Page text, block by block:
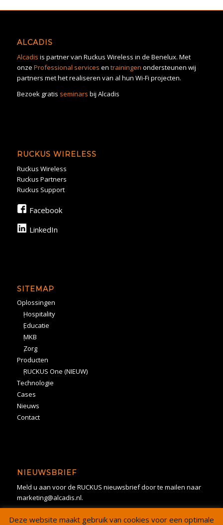
ALCADIS
Alcadis is partner van Ruckus Wireless in de Benelux. Met
onze Professional services en trainingen ondersteunen wij
partners met het realiseren van al hun Wi-Fi projecten.
Bezoek gratis seminars bij Alcadis
RUCKUS WIRELESS
Ruckus Wireless
Ruckus Partners
Ruckus Support
Facebook
LinkedIn
SITEMAP
Oplossingen
Hospitality
Educatie
MKB
Zorg
Producten
RUCKUS One (NIEUW)
Technologie
Cases
Nieuws
Contact
NIEUWSBRIEF
Meld u aan voor de RUCKUS nieuwsbrief door te mailen naar
marketing@alcadis.nl.
Deze website maakt gebruik van cookies voor een optimale